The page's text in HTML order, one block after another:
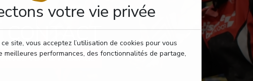
votre vie privée
site, vous acceptez l’utilisation de cookies pour vous
meilleures performances, des fonctionnalités de partage,
CONTACT
VOTRE PASSAGE